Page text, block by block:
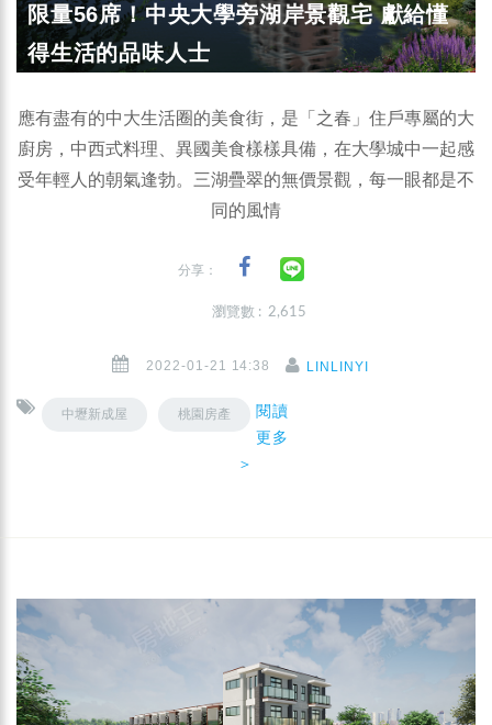
限量56席！中央大學旁湖岸景觀宅 獻給懂
得生活的品味人士
應有盡有的中大生活圈的美食街，是「之春」住戶專屬的大
廚房，中西式料理、異國美食樣樣具備，在大學城中一起感
受年輕人的朝氣逢勃。三湖疊翠的無價景觀，每一眼都是不
同的風情
分享：
瀏覽數 : 2,615
2022-01-21 14:38 LINLINYI
中壢新成屋 桃園房產
閱讀
更多
＞